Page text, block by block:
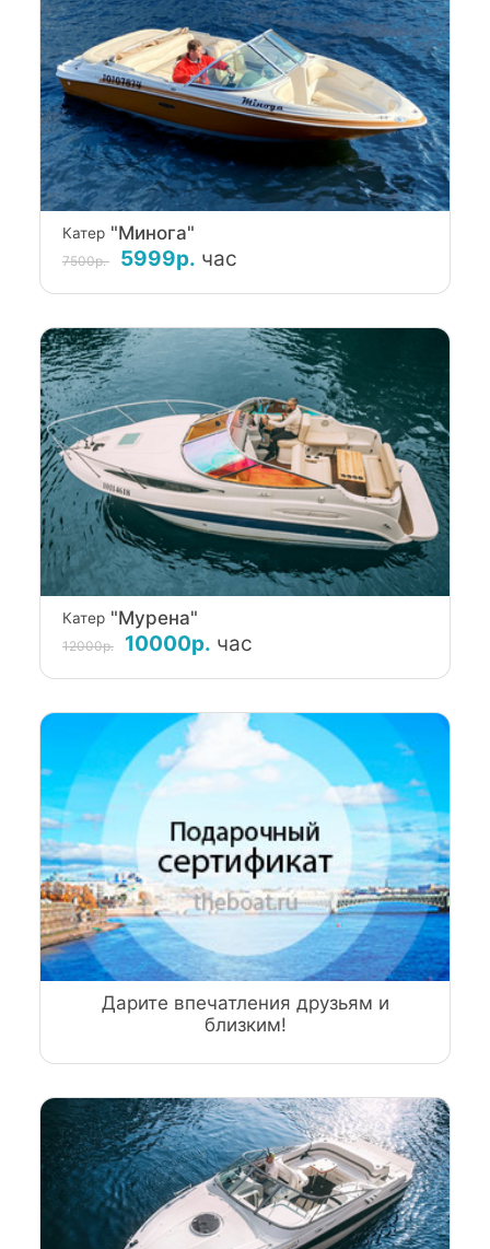
Катер"Минога"
7500р. 5999р. час
Катер"Мурена"
12000р. 10000р. час
Дарите впечатления друзьям и
близким!